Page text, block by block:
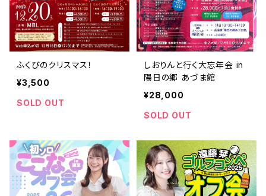
ふくびのクリスマス！
¥3,500
SOLD OUT
しおりんと行く大忘年会 in
陽日の郷 あづま館
¥28,000
SOLD OUT